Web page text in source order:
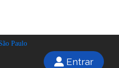
Entrar